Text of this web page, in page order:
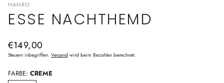
HANRO
ESSE NACHTHEMD
Normaler
Preis
€149,00
Steuern inbegriffen. Versand wird beim Bezahlen berechnet.
FARBE: CREME